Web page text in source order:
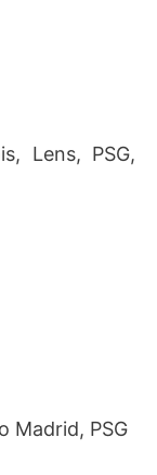
Lens, PSG,
Madrid, PSG